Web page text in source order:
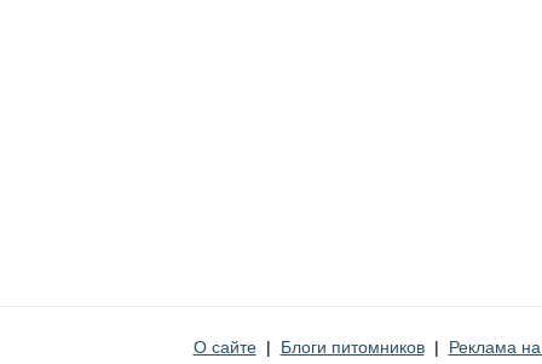
О сайте| Блоги питомников| Реклама